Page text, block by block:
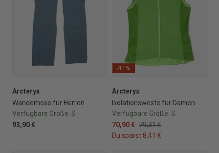
Arcteryx
Wanderhose für Herren
Verfügbare Größe: S
93,90 €
-11%
Arcteryx
Isolationsweste für Damen
Verfügbare Größe: S
70,90 € 79,31 €
Du sparst 8,41 €